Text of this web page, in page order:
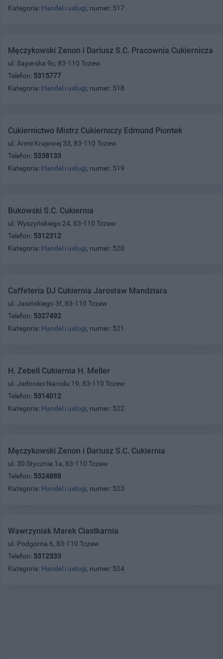
Kategoria: Handel i usługi, numer: 517
Męczykowski Zenon i Dariusz S.C. Pracownia Cukiernicza
ul. Saperska 9c, 83-110 Tczew
Telefon: 5315777
Kategoria: Handel i usługi, numer: 518
Cukiernictwo Mistrz Cukierniczy Edmund Piontek
ul. Armii Krajowej 33, 83-110 Tczew
Telefon: 5338133
Kategoria: Handel i usługi, numer: 519
Bukowski S.C. Cukiernia
ul. Wyszyńskiego 24, 83-110 Tczew
Telefon: 5312312
Kategoria: Handel i usługi, numer: 520
Caffeteria DJ Cukiernia Jarosław Mandziara
ul. Jasińskiego 3f, 83-110 Tczew
Telefon: 5327492
Kategoria: Handel i usługi, numer: 521
H. Zebell Cukiernia H. Meller
ul. Jedności Narodu 19, 83-110 Tczew
Telefon: 5314012
Kategoria: Handel i usługi, numer: 522
Męczykowski Zenon i Dariusz S.C. Cukiernia
ul. 30 Stycznia 1a, 83-110 Tczew
Telefon: 5324888
Kategoria: Handel i usługi, numer: 523
Wawrzyniak Marek Ciastkarnia
ul. Podgórna 6, 83-110 Tczew
Telefon: 5312333
Kategoria: Handel i usługi, numer: 524